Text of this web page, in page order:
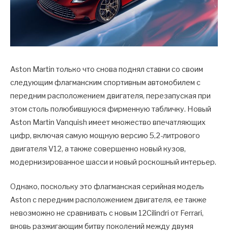
Aston Martin только что снова поднял ставки со своим
следующим флагманским спортивным автомобилем с
передним расположением двигателя, перезапуская при
этом столь полюбившуюся фирменную табличку. Новый
Aston Martin Vanquish имеет множество впечатляющих
цифр, включая самую мощную версию 5,2-литрового
двигателя V12, а также совершенно новый кузов,
модернизированное шасси и новый роскошный интерьер.
Однако, поскольку это флагманская серийная модель
Aston с передним расположением двигателя, ее также
невозможно не сравнивать с новым 12Cilindri от Ferrari,
вновь разжигающим битву поколений между двумя